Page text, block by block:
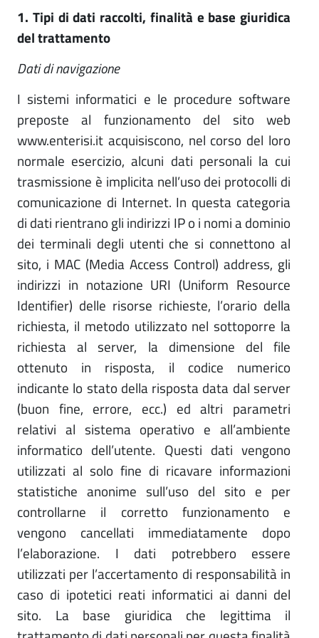
1. Tipi di dati raccolti, finalità e base giuridica
del trattamento
Dati di navigazione
I sistemi informatici e le procedure software
preposte al funzionamento del sito web
www.enterisi.it acquisiscono, nel corso del loro
normale esercizio, alcuni dati personali la cui
trasmissione è implicita nell’uso dei protocolli di
comunicazione di Internet. In questa categoria
di dati rientrano gli indirizzi IP o i nomi a dominio
dei terminali degli utenti che si connettono al
sito, i MAC (Media Access Control) address, gli
indirizzi in notazione URI (Uniform Resource
Identifier) delle risorse richieste, l’orario della
richiesta, il metodo utilizzato nel sottoporre la
richiesta al server, la dimensione del file
ottenuto in risposta, il codice numerico
indicante lo stato della risposta data dal server
(buon fine, errore, ecc.) ed altri parametri
relativi al sistema operativo e all’ambiente
informatico dell’utente. Questi dati vengono
utilizzati al solo fine di ricavare informazioni
statistiche anonime sull’uso del sito e per
controllarne il corretto funzionamento e
vengono cancellati immediatamente dopo
l’elaborazione. I dati potrebbero essere
utilizzati per l’accertamento di responsabilità in
caso di ipotetici reati informatici ai danni del
sito. La base giuridica che legittima il